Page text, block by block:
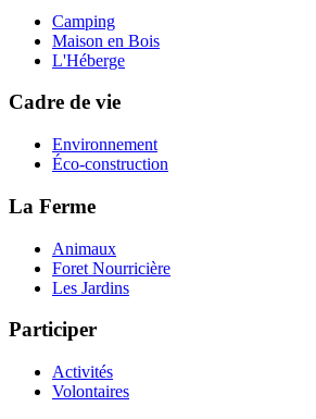
Camping
Maison en Bois
L'Héberge
Cadre de vie
Environnement
Éco-construction
La Ferme
Animaux
Foret Nourricière
Les Jardins
Participer
Activités
Volontaires